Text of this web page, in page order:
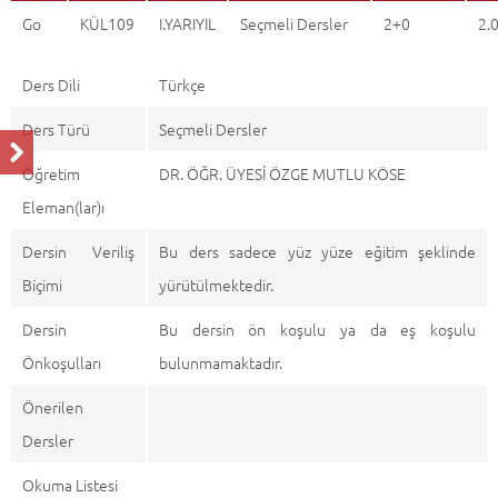
Go KÜL109 I.YARIYIL Seçmeli Dersler 2+0 2.0
Ders Dili
Türkçe
Ders Türü
Seçmeli Dersler
Öğretim
Eleman(lar)ı
DR. ÖĞR. ÜYESİ ÖZGE MUTLU KÖSE
Dersin Veriliş
Biçimi
Bu ders sadece yüz yüze eğitim şeklinde
yürütülmektedir.
Dersin
Önkoşulları
Bu dersin ön koşulu ya da eş koşulu
bulunmamaktadır.
Önerilen
Dersler
Okuma Listesi